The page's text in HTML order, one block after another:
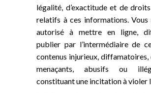
légalité, d’exactitude et de droits
relatifs à ces informations. Vous
autorisé à mettre en ligne,
publier par l’intermédiaire de
contenus injurieux, diffamatoires,
menaçants, abusifs ou
constituant une incitation à violer